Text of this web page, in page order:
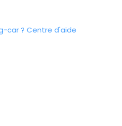
car ? Centre d'aide